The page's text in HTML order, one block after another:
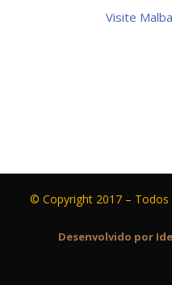
Visite
© Copyright 2017 –
Desenvolvido por